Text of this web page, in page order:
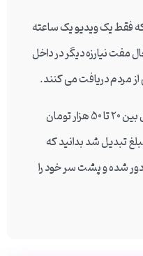
فقط یک ویدیو یک ساعته
مفت نیارزه دیگر در داخل
مردم دریافت می کنند.
مبلغ عادلانه برای ویدوی های آموزی بین 20 تا 50 هزار تومان
تبدیل شد بدانید که
دور شده و پشت سر خود را